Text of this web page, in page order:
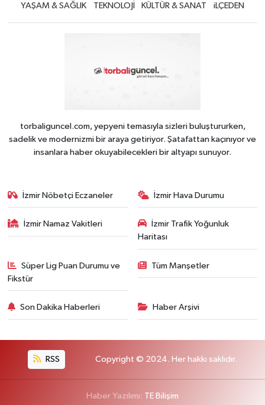
YAŞAM & SAĞLIK
TEKNOLOJİ KÜLTÜR & SANAT iLÇEDEN
torbaliguncel.com, yepyeni temasıyla sizleri buluştururken,
sadelik ve modernizmi bir araya getiriyor. Şatafattan kaçınıyor ve
insanlara haber okuyabilecekleri bir altyapı sunuyor.
İzmir Nöbetçi Eczaneler İzmir Hava Durumu
İzmir Namaz Vakitleri
İzmir Trafik Yoğunluk
Haritası
Süper Lig Puan Durumu ve
Fikstür
Tüm Manşetler
Son Dakika Haberleri Haber Arşivi
RSS Copyright © 2024. Her hakkı saklıdır.
Haber Yazılımı: TE Bilişim